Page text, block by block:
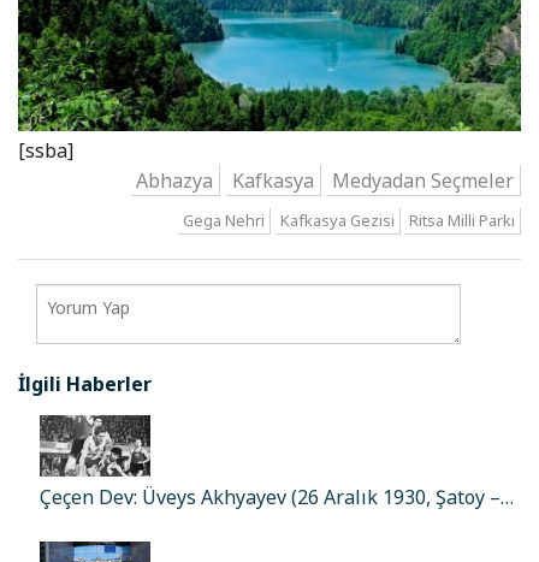
[ssba]
Abhazya
Kafkasya Medyadan Seçmeler
Gega Nehri Kafkasya Gezisi Ritsa Milli Parkı
İlgili Haberler
Çeçen Dev: Üveys Akhyayev (26 Aralık 1930, Şatoy –…